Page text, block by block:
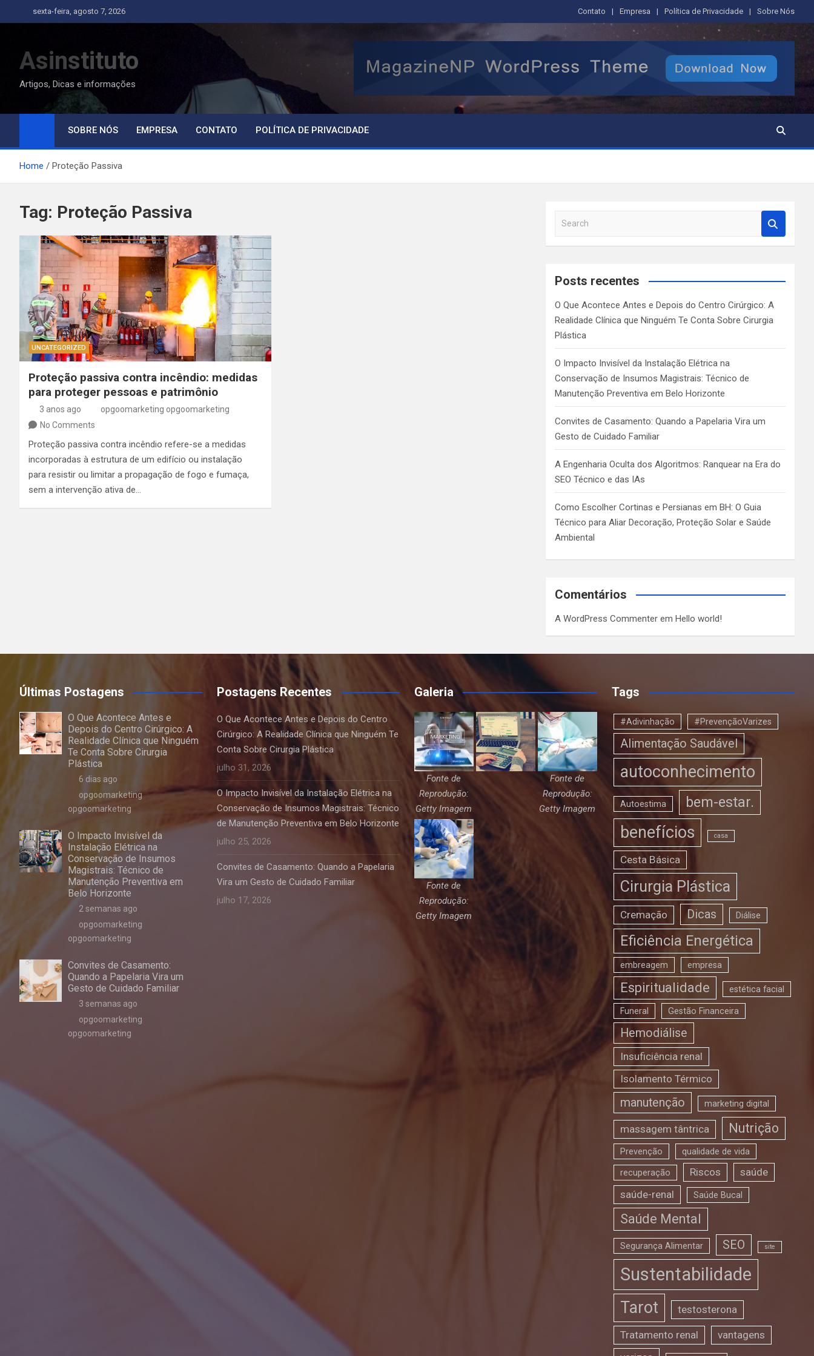
to
sexta-feira, agosto 7, 2026 Contato Empresa Política de Privacidade Sobre Nós
Asinstituto
Artigos, Dicas e informações
SOBRE NÓS EMPRESA CONTATO POLÍTICA DE PRIVACIDADE
Home Proteção Passiva
Tag: Proteção Passiva
UNCATEGORIZED
Proteção passiva contra incêndio: medidas
para proteger pessoas e patrimônio
3 anos ago
opgoomarketing opgoomarketing
No Comments
Proteção passiva contra incêndio refere-se a medidas
incorporadas à estrutura de um edifício ou instalação
para resistir ou limitar a propagação de fogo e fumaça,
sem a intervenção ativa de…
a
c
Posts recentes
O Que Acontece Antes e Depois do Centro Cirúrgico: A
Realidade Clínica que Ninguém Te Conta Sobre Cirurgia
Plástica
O Impacto Invisível da Instalação Elétrica na
Conservação de Insumos Magistrais: Técnico de
Manutenção Preventiva em Belo Horizonte
Convites de Casamento: Quando a Papelaria Vira um
Gesto de Cuidado Familiar
A Engenharia Oculta dos Algoritmos: Ranquear na Era do
SEO Técnico e das IAs
Como Escolher Cortinas e Persianas em BH: O Guia
Técnico para Aliar Decoração, Proteção Solar e Saúde
Ambiental
Comentários
A WordPress Commenter emHello world!
Últimas Postagens
O Que Acontece Antes e
Depois do Centro Cirúrgico: A
Realidade Clínica que Ninguém
Te Conta Sobre Cirurgia
Plástica
6 dias ago
opgoomarketing
opgoomarketing
O Impacto Invisível da
Instalação Elétrica na
Conservação de Insumos
Magistrais: Técnico de
Manutenção Preventiva em
Belo Horizonte
2 semanas ago
opgoomarketing
opgoomarketing
Convites de Casamento:
Quando a Papelaria Vira um
Gesto de Cuidado Familiar
3 semanas ago
opgoomarketing
opgoomarketing
Postagens Recentes
O Que Acontece Antes e Depois do Centro
Cirúrgico: A Realidade Clínica que Ninguém Te
Conta Sobre Cirurgia Plástica
julho 31, 2026
O Impacto Invisível da Instalação Elétrica na
Conservação de Insumos Magistrais: Técnico
de Manutenção Preventiva em Belo Horizonte
julho 25, 2026
Convites de Casamento: Quando a Papelaria
Vira um Gesto de Cuidado Familiar
julho 17, 2026
Galeria
Fonte de
Reprodução:
Getty Imagem
Fonte de
Reprodução:
Getty Imagem
Fonte de
Reprodução:
Getty Imagem
Tags
#Adivinhação #PrevençãoVarizes
Alimentação Saudável
autoconhecimento
Autoestima bem-estar.
benefícios casa
Cesta Básica
Cirurgia Plástica
Cremação Dicas Diálise
Eficiência Energética
embreagem empresa
Espiritualidade estética facial
Funeral Gestão Financeira
Hemodiálise
Insuficiência renal
Isolamento Térmico
manutenção marketing digital
massagem tântrica Nutrição
Prevenção qualidade de vida
recuperação Riscos
saúde
saúde-renal
Saúde Bucal
Saúde Mental
Segurança Alimentar SEO site
Sustentabilidade
Tarot testosterona
Tratamento renal
vantagens